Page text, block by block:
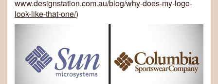
www.designstation.com.au/blog/why-does-my-logo-
look-like-that-one/)